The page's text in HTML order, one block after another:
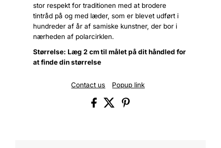
stor respekt for traditionen med at brodere
tintråd på og med læder, som er blevet udført i
hundreder af år af samiske kunstner, der bor i
nærheden af polarcirklen.
Størrelse: Læg 2 cm til målet på dit håndled for
at finde din størrelse
Contact us Popup link